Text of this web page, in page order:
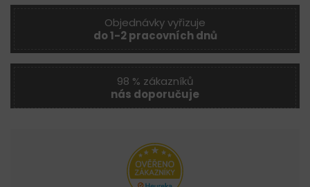
Objednávky vyřizuje
do 1-2 pracovních dnů
98 % zákazníků
nás doporučuje